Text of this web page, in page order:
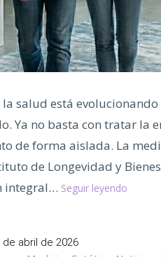
salud está
Ya no basta con tratar la
de forma aislada. La
de Longevidad y
integral… Seguir leyendo
de abril de 2026